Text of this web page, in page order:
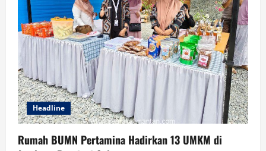
Headline
Rumah BUMN Pertamina Hadirkan 13 UMKM di